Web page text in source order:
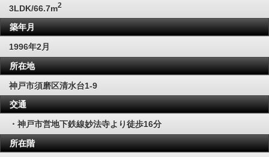
3LDK/66.7m2
築年月
1996年2月
所在地
神戸市須磨区清水台1-9
交通
・神戸市営地下鉄線妙法寺より徒歩16分
所在階